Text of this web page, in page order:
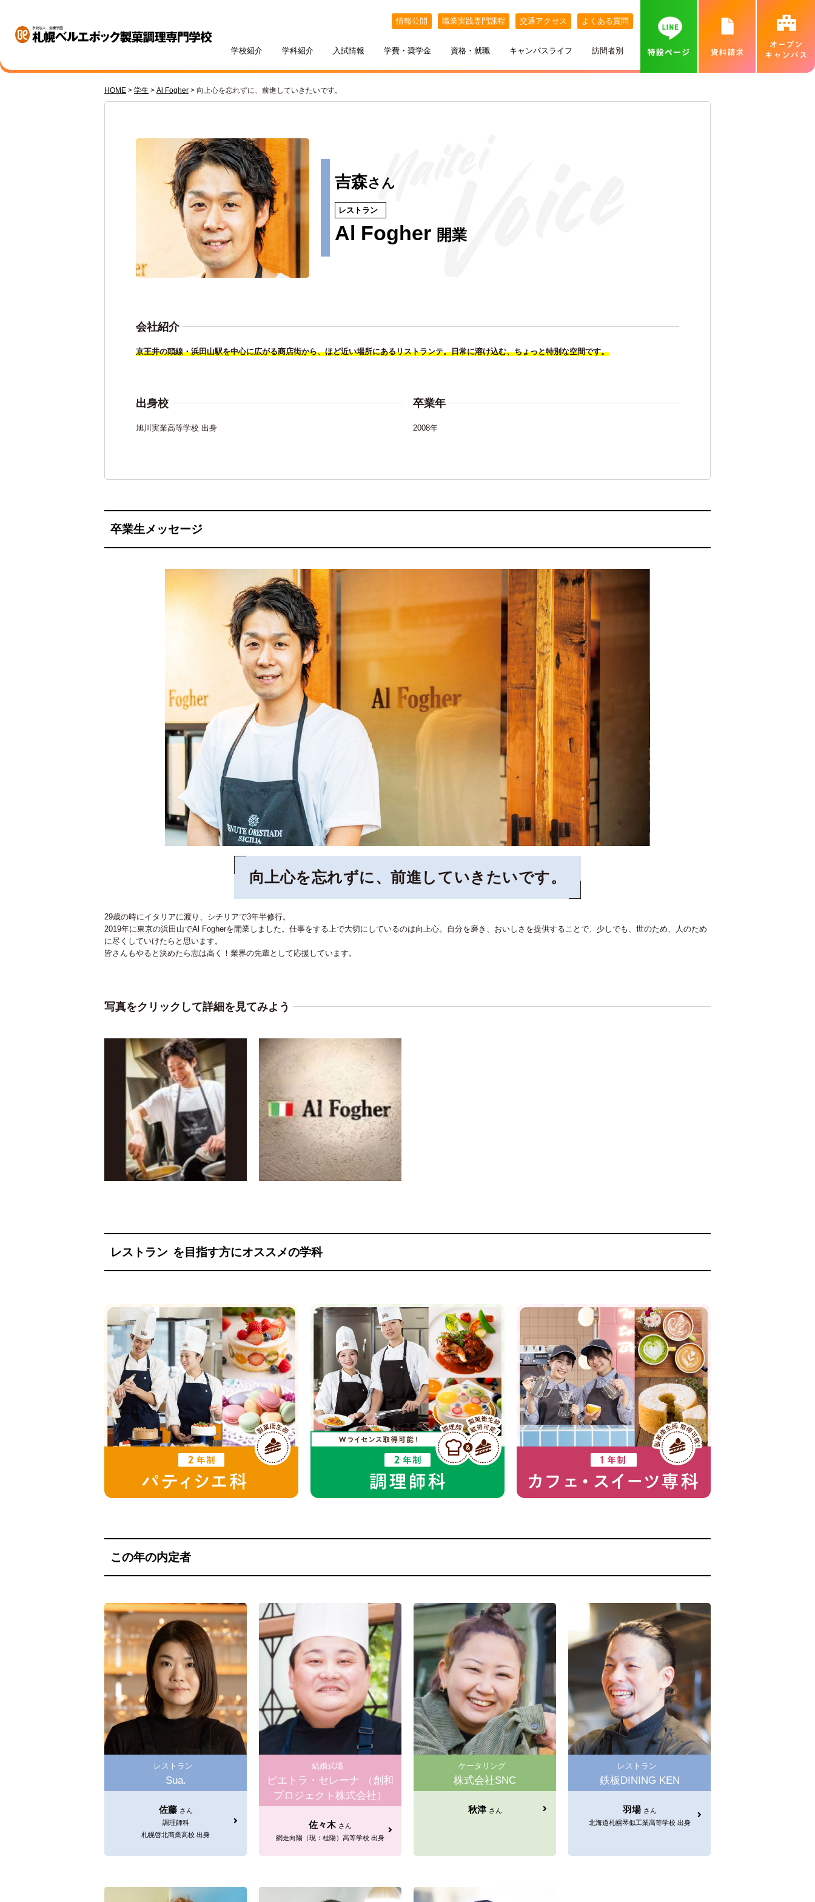
情報公開 職業実践専門課程 交通アクセス よくある質問
学校紹介
学校紹介
先輩が教える札幌ベルの魅力
講師紹介
学科紹介
学科・専攻紹介
調理師科 カフェ・スイーツ専科 3年間の学び
めざす職業
入試情報
入試情報
総合型選抜（AO入試）
ネット出願について
学費・奨学金
学費・奨学金
学費サポート
特待生制度
資格・就職
資格・就職
就職サポート
めざす資格
キャンパスライフ
キャンパスライフ
札幌ベル生のリアルボイス 年間スケジュール
カバンの中身紹介
訪問者別
訪問者別
社会人・フリーター・大学生の方へ
留学生の方へ
オープンキャンパス
オンラインオープンキャンパス
個別相談会（オンラインあり）
HOME > 学生 > Al Fogher > 向上心を忘れずに、前進していきたいです。
吉森さん
レストラン
Al Fogher 開業
会社紹介
京王井の頭線・浜田山駅を中心に広がる商店街から、ほど近い場所にあるリストランテ。日常に溶け込む、ちょっと特別な空間です。
出身校
旭川実業高等学校 出身
卒業年
2008年
卒業生メッセージ
向上心を忘れずに、前進していきたいです。
29歳の時にイタリアに渡り、シチリアで3年半修行。
2019年に東京の浜田山でAl Fogherを開業しました。仕事をする上で大切にしているのは向上心。自分を磨き、おいしさを提供することで、少しでも、世のため、人のため
に尽くしていけたらと思います。
皆さんもやると決めたら志は高く！業界の先輩として応援しています。
写真をクリックして詳細を見てみよう
レストラン を目指す方にオススメの学科
この年の内定者
レストラン
Sua.
佐藤 さん
調理師科
札幌啓北商業高校 出身
結婚式場
ピエトラ・セレーナ （創和
プロジェクト株式会社）
佐々木 さん
網走向陽（現：桂陽）高等学校 出身
ケータリング
株式会社SNC
秋津 さん
レストラン
鉄板DINING KEN
羽場 さん
北海道札幌琴似工業高等学校 出身